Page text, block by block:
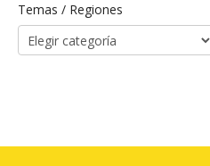
Temas / Regiones